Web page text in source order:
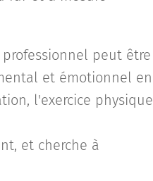
professionnel peut être
et émotionnel en
l'exercice physique
et cherche à